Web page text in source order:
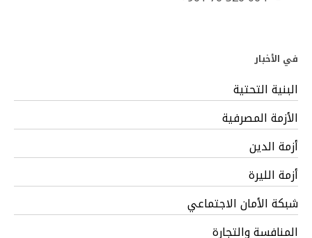
في الأخبار
البنية التحتية
الأزمة المصرفية
أزمة الدين
أزمة الليرة
شبكة الأمان الاجتماعي
المنافسة والتجارة